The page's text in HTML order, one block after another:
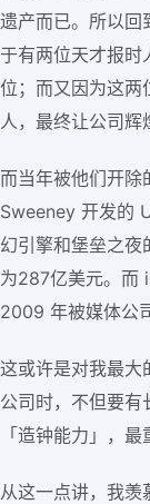
遗产而已。所以回
于有两位天才报时
位；而又因为这两
人，最终让公司辉
而当年被他们开
Sweeney 开发的
幻引擎和堡垒之
为287亿美元。而
2009 年被媒体公
这或许是对我最大
公司时，不但要有
「造钟能力」，
从这一点讲，我